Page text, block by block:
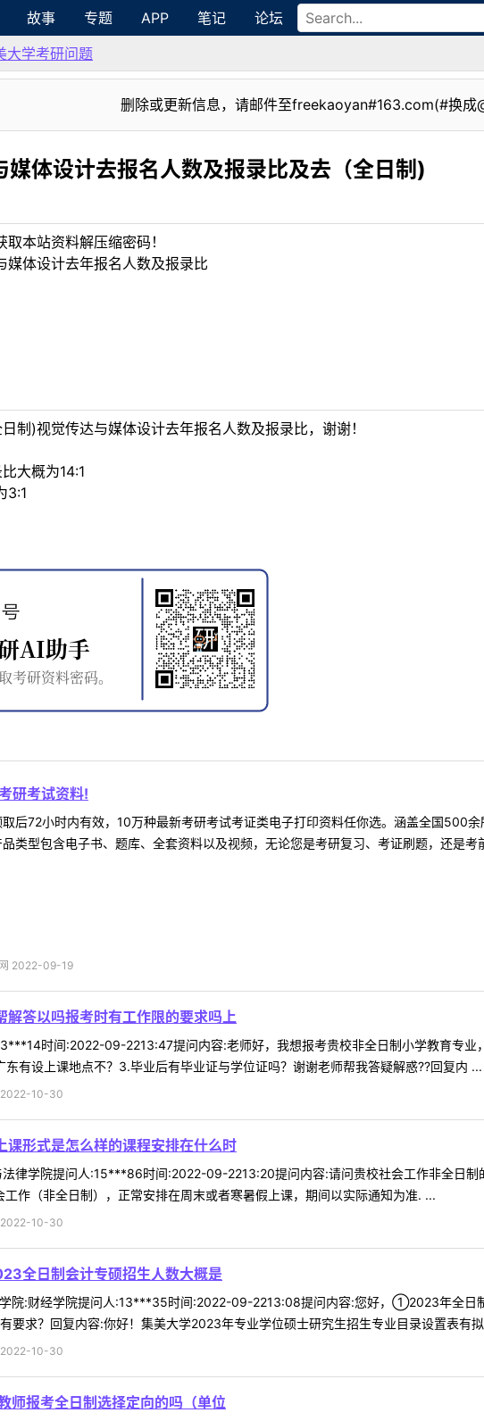
故事 专题 APP 笔记 论坛
大学考研问题
删除或更新信息，请邮件至freekaoyan#163.com(#换成
媒体设计去报名人数及报录比及去（全日制)
取本站资料解压缩密码！
媒体设计去年报名人数及报录比
制)视觉传达与媒体设计去年报名人数及报录比，谢谢！
大概为14:1
3:1
研考试资料!
后72小时内有效，10万种最新考研考试考证类电子打印资料任你选。涵盖全国500
类型包含电子书、题库、全套资料以及视频，无论您是考研复习、考证刷题，还是
2022-09-19
解答以吗报考时有工作限的要求吗上
时间:2022-09-2213:47提问内容:老师好，我想报考贵校非全日制小学教育专业
有设上课地点不？3.毕业后有毕业证与学位证吗？谢谢老师帮我答疑解惑??回复内 ...
2022-10-30
课形式是怎么样的课程安排在什么时
律学院提问人:15***86时间:2022-09-2213:20提问内容:请问贵校社会工作非全日制
作（非全日制），正常安排在周末或者寒暑假上课，期间以实际通知为准. ...
2022-10-30
全日制会计专硕招生人数大概是
院:财经学院提问人:13***35时间:2022-09-2213:08提问内容:您好，①2023年全日
求？回复内容:你好！集美大学2023年专业学位硕士研究生招生专业目录设置表有
2022-10-30
师报考全日制选择定向的吗（单位